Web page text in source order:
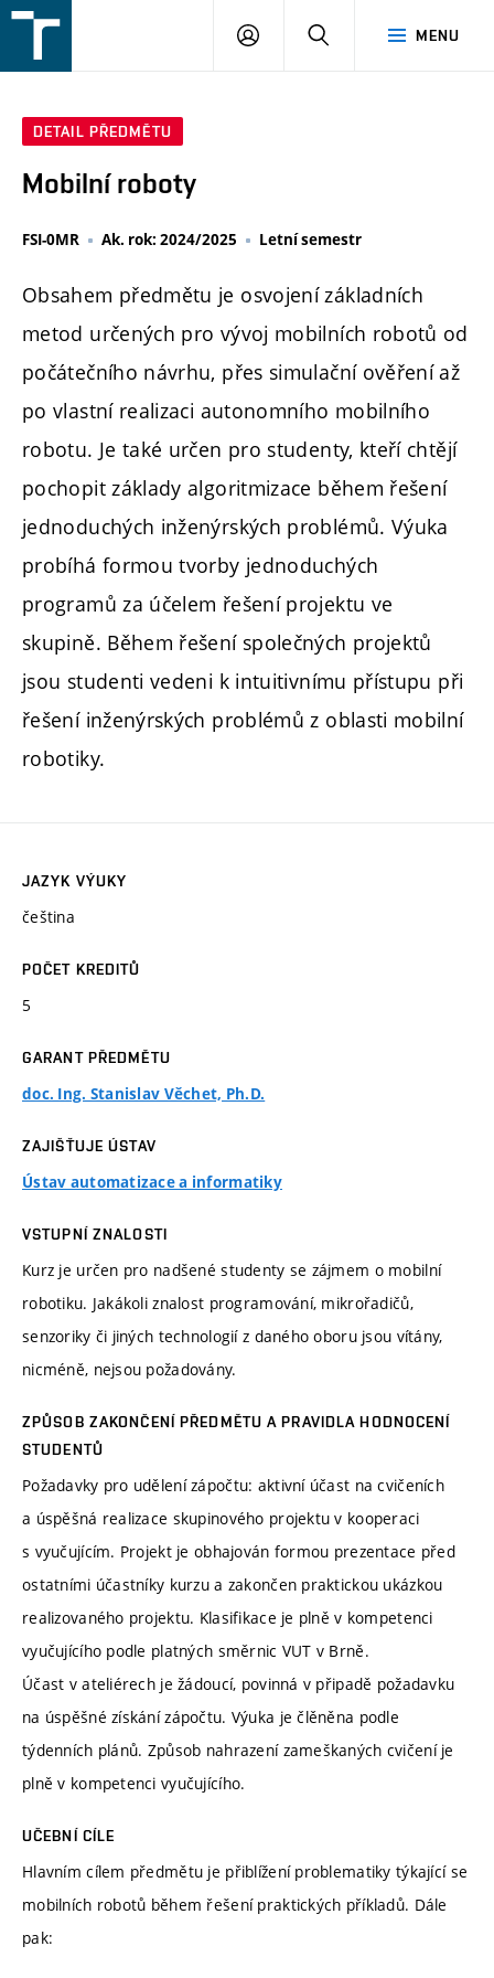
v
MENU
PŘIHLÁŠENÍ
DETAIL PŘEDMĚTU
Mobilní roboty
FSI-0MR Ak. rok: 2024/2025 Letní semestr
Obsahem předmětu je osvojení základních
metod určených pro vývoj mobilních robotů od
počátečního návrhu, přes simulační ověření až
po vlastní realizaci autonomního mobilního
robotu. Je také určen pro studenty, kteří chtějí
pochopit základy algoritmizace během řešení
jednoduchých inženýrských problémů. Výuka
probíhá formou tvorby jednoduchých
programů za účelem řešení projektu ve
skupině. Během řešení společných projektů
jsou studenti vedeni k intuitivnímu přístupu při
řešení inženýrských problémů z oblasti mobilní
robotiky.
JAZYK VÝUKY
čeština
POČET KREDITŮ
5
GARANT PŘEDMĚTU
doc. Ing. Stanislav Věchet, Ph.D.
ZAJIŠŤUJE ÚSTAV
Ústav automatizace a informatiky
VSTUPNÍ ZNALOSTI
Kurz je určen pro nadšené studenty se zájmem o mobilní
robotiku. Jakákoli znalost programování, mikrořadičů,
senzoriky či jiných technologií z daného oboru jsou vítány,
nicméně, nejsou požadovány.
ZPŮSOB ZAKONČENÍ PŘEDMĚTU A PRAVIDLA HODNOCENÍ
STUDENTŮ
Požadavky pro udělení zápočtu: aktivní účast na cvičeních
a úspěšná realizace skupinového projektu v kooperaci
s vyučujícím. Projekt je obhajován formou prezentace před
ostatními účastníky kurzu a zakončen praktickou ukázkou
realizovaného projektu. Klasifikace je plně v kompetenci
vyučujícího podle platných směrnic VUT v Brně.
Účast v ateliérech je žádoucí, povinná v připadě požadavku
na úspěšné získání zápočtu. Výuka je člěněna podle
týdenních plánů. Způsob nahrazení zameškaných cvičení je
plně v kompetenci vyučujícího.
UČEBNÍ CÍLE
Hlavním cílem předmětu je přiblížení problematiky týkající se
mobilních robotů během řešení praktických příkladů. Dále
pak: